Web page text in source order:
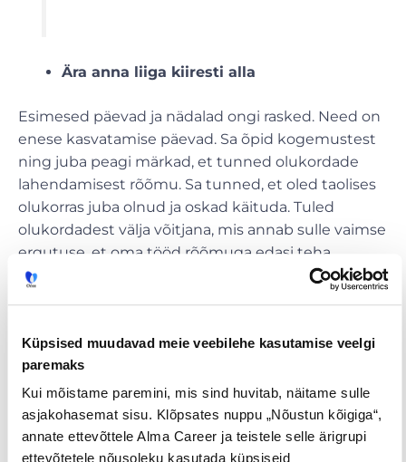
Küpsised muudavad meie veebilehe kasutamise veelgi
paremaks
Kui mõistame paremini, mis sind huvitab, näitame sulle
asjakohasemat sisu. Klõpsates nuppu „Nõustun kõigiga“,
annate ettevõttele Alma Career ja teistele selle ärigrupi
ettevõtetele nõusoleku kasutada küpsiseid
Ära anna liiga kiiresti alla
Esimesed päevad ja nädalad ongi rasked. Need on
enese kasvatamise päevad. Sa õpid kogemustest
ning juba peagi märkad, et tunned olukordade
lahendamisest rõõmu. Sa tunned, et oled taolises
olukorras juba olnud ja oskad käituda. Tuled
olukordadest välja võitjana, mis annab sulle vaimse
ergutuse, et oma tööd rõõmuga edasi teha.
ka ise usud. Raske on kliendile
anda nõu või müüa miskit,
millesse sa tegelikult ei usu.